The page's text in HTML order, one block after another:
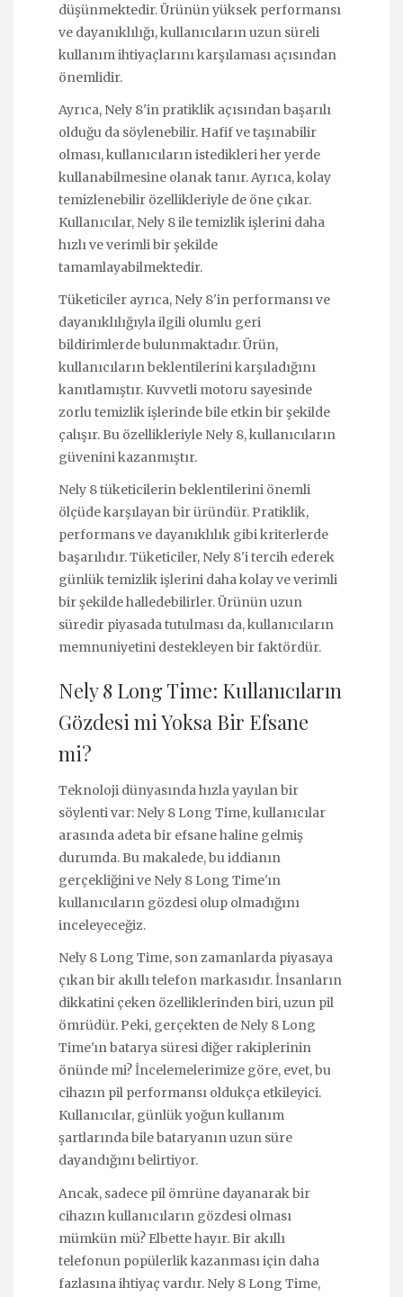
düşünmektedir. Ürünün yüksek performansı
ve dayanıklılığı, kullanıcıların uzun süreli
kullanım ihtiyaçlarını karşılaması açısından
önemlidir.
Ayrıca, Nely 8'in pratiklik açısından başarılı
olduğu da söylenebilir. Hafif ve taşınabilir
olması, kullanıcıların istedikleri her yerde
kullanabilmesine olanak tanır. Ayrıca, kolay
temizlenebilir özellikleriyle de öne çıkar.
Kullanıcılar, Nely 8 ile temizlik işlerini daha
hızlı ve verimli bir şekilde
tamamlayabilmektedir.
Tüketiciler ayrıca, Nely 8'in performansı ve
dayanıklılığıyla ilgili olumlu geri
bildirimlerde bulunmaktadır. Ürün,
kullanıcıların beklentilerini karşıladığını
kanıtlamıştır. Kuvvetli motoru sayesinde
zorlu temizlik işlerinde bile etkin bir şekilde
çalışır. Bu özellikleriyle Nely 8, kullanıcıların
güvenini kazanmıştır.
Nely 8 tüketicilerin beklentilerini önemli
ölçüde karşılayan bir üründür. Pratiklik,
performans ve dayanıklılık gibi kriterlerde
başarılıdır. Tüketiciler, Nely 8'i tercih ederek
günlük temizlik işlerini daha kolay ve verimli
bir şekilde halledebilirler. Ürünün uzun
süredir piyasada tutulması da, kullanıcıların
memnuniyetini destekleyen bir faktördür.
Nely 8 Long Time: Kullanıcıların
Gözdesi mi Yoksa Bir Efsane
mi?
Teknoloji dünyasında hızla yayılan bir
söylenti var: Nely 8 Long Time, kullanıcılar
arasında adeta bir efsane haline gelmiş
durumda. Bu makalede, bu iddianın
gerçekliğini ve Nely 8 Long Time'ın
kullanıcıların gözdesi olup olmadığını
inceleyeceğiz.
Nely 8 Long Time, son zamanlarda piyasaya
çıkan bir akıllı telefon markasıdır. İnsanların
dikkatini çeken özelliklerinden biri, uzun pil
ömrüdür. Peki, gerçekten de Nely 8 Long
Time'ın batarya süresi diğer rakiplerinin
önünde mi? İncelemelerimize göre, evet, bu
cihazın pil performansı oldukça etkileyici.
Kullanıcılar, günlük yoğun kullanım
şartlarında bile bataryanın uzun süre
dayandığını belirtiyor.
Ancak, sadece pil ömrüne dayanarak bir
cihazın kullanıcıların gözdesi olması
mümkün mü? Elbette hayır. Bir akıllı
telefonun popülerlik kazanması için daha
fazlasına ihtiyaç vardır. Nely 8 Long Time,